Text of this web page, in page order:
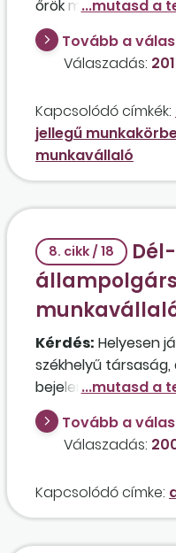
őrök munkaidejét
beosztás szerinti
07.00-től 19.00 óráig
követően 19.00
nyitva, az őrök
egyébként
munkavállalók 40
Tovább a
Válaszadás:
Kapcsolódó címkék:
jellegű
munkavállaló
8. cikk / 18
Kérdés: Helyesen
székhelyű
bejelentett lakással
állampolgárságú
óta
fizeti meg sem a
hozzájárulást,
munkavállaló havi
000 forint, amelyből
Tovább a
Válaszadás:
Kapcsolódó címke: